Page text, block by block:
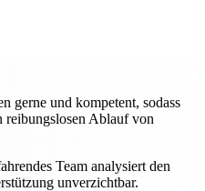
gerne und kompetent, sodass
reibungslosen Ablauf von
Team analysiert den
unverzichtbar.